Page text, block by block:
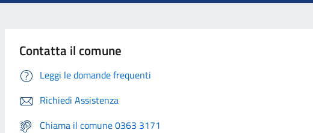
Contatta il comune
Leggi le domande frequenti
Richiedi Assistenza
Chiama il comune 0363 3171